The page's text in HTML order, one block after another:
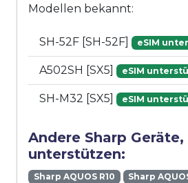
Modellen bekannt:
SH-52F [SH-52F] eSIM
A502SH [SX5] eSIM
SH-M32 [SX5] eSIM
Andere Sharp Geräte,
unterstützen:
Sharp AQUOS R10
Sharp